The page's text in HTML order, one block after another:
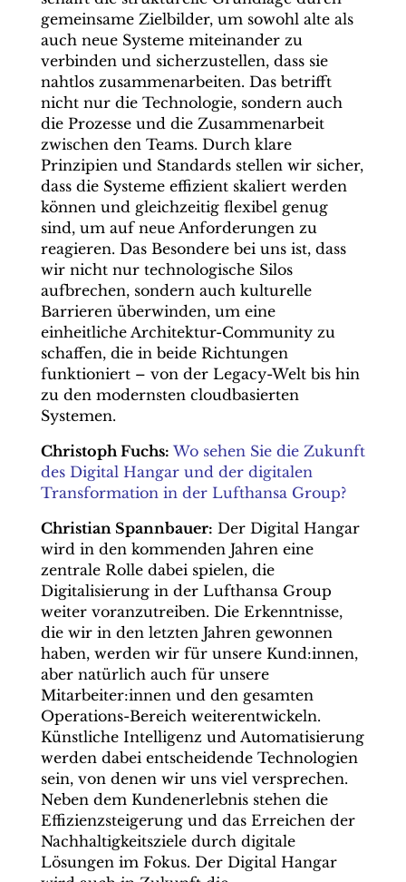
gemeinsame Zielbilder, um sowohl alte als
auch neue Systeme miteinander zu
verbinden und sicherzustellen, dass sie
nahtlos zusammenarbeiten. Das betrifft
nicht nur die Technologie, sondern auch
die Prozesse und die Zusammenarbeit
zwischen den Teams. Durch klare
Prinzipien und Standards stellen wir sicher,
dass die Systeme effizient skaliert werden
können und gleichzeitig flexibel genug
sind, um auf neue Anforderungen zu
reagieren. Das Besondere bei uns ist, dass
wir nicht nur technologische Silos
aufbrechen, sondern auch kulturelle
Barrieren überwinden, um eine
einheitliche Architektur-Community zu
schaffen, die in beide Richtungen
funktioniert – von der Legacy-Welt bis hin
zu den modernsten cloudbasierten
Systemen.
Christoph Fuchs: Wo sehen Sie die Zukunft
des Digital Hangar und der digitalen
Transformation in der Lufthansa Group?
Christian Spannbauer: Der Digital Hangar
wird in den kommenden Jahren eine
zentrale Rolle dabei spielen, die
Digitalisierung in der Lufthansa Group
weiter voranzutreiben. Die Erkenntnisse,
die wir in den letzten Jahren gewonnen
haben, werden wir für unsere Kund:innen,
aber natürlich auch für unsere
Mitarbeiter:innen und den gesamten
Operations-Bereich weiterentwickeln.
Künstliche Intelligenz und Automatisierung
werden dabei entscheidende Technologien
sein, von denen wir uns viel versprechen.
Neben dem Kundenerlebnis stehen die
Effizienzsteigerung und das Erreichen der
Nachhaltigkeitsziele durch digitale
Lösungen im Fokus. Der Digital Hangar